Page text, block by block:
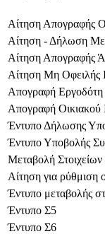
Αίτηση Απογραφής
Αίτηση - Δήλωση
Αίτηση Απογραφής
Αίτηση Μη Οφειλής
Απογραφή Εργοδότη
Απογραφή
Έντυπο Δήλωσης
Έντυπο Υποβολής
Μεταβολή
Αίτηση για ρύθμιση
Έντυπο μεταβολής
Έντυπο Σ5
Έντυπο Σ6